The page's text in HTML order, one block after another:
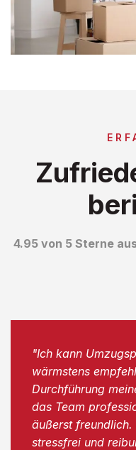
4.95 von 5 Sterne
"Ich kann
wärmstens
Durchführung
das Team
äußerst freundlich.
stressfrei und